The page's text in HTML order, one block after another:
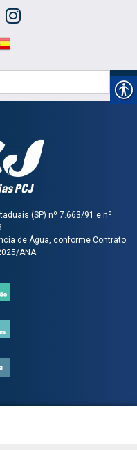
(SP) nº 7.663/91 e nº
de Água, conforme Contrato
ANA.